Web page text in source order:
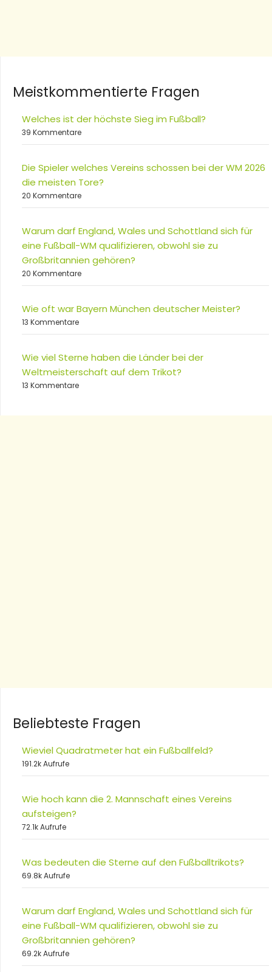
Meistkommentierte Fragen
Welches ist der höchste Sieg im Fußball?
39 Kommentare
Die Spieler welches Vereins schossen bei der WM 2026
die meisten Tore?
20 Kommentare
Warum darf England, Wales und Schottland sich für
eine Fußball-WM qualifizieren, obwohl sie zu
Großbritannien gehören?
20 Kommentare
Wie oft war Bayern München deutscher Meister?
13 Kommentare
Wie viel Sterne haben die Länder bei der
Weltmeisterschaft auf dem Trikot?
13 Kommentare
Beliebteste Fragen
Wieviel Quadratmeter hat ein Fußballfeld?
191.2k Aufrufe
Wie hoch kann die 2. Mannschaft eines Vereins
aufsteigen?
72.1k Aufrufe
Was bedeuten die Sterne auf den Fußballtrikots?
69.8k Aufrufe
Warum darf England, Wales und Schottland sich für
eine Fußball-WM qualifizieren, obwohl sie zu
Großbritannien gehören?
69.2k Aufrufe